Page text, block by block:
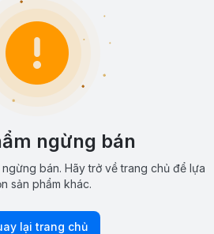
ngừng bán
bán. Hãy trở về trang chủ để lựa
sản phẩm khác.
lại trang chủ